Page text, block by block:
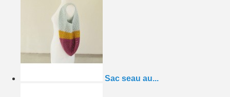
Sac seau au...